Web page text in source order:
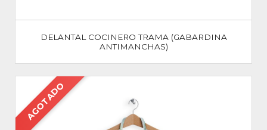
DELANTAL COCINERO TRAMA (GABARDINA
ANTIMANCHAS)
AGOTADO